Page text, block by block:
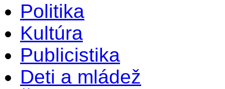
Politika
Kultúra
Publicistika
Deti a mládež